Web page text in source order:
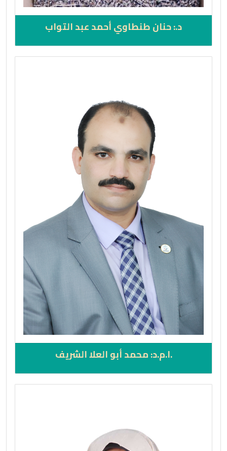
د.: حنان طنطاوي أحمد عبد التواب
.ا.م.د: محمد أبو العلا الشريف